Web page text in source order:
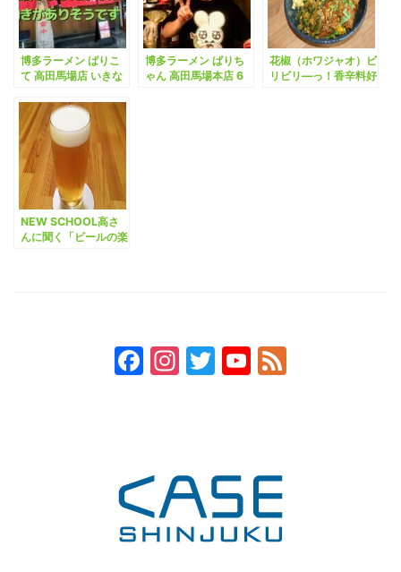
博多ラーメン ばりこ
て 高田馬場店 いきな
動きがありそうだぞ
博多ラーメン ばりち
ゃん 高田馬場本店 6
花椒（ホワジャオ）ビ
リビリ―っ！香辛料好
NEW SCHOOL高さ
んに聞く「ビールの楽
Facebook
Instagram
TwitterYouTube